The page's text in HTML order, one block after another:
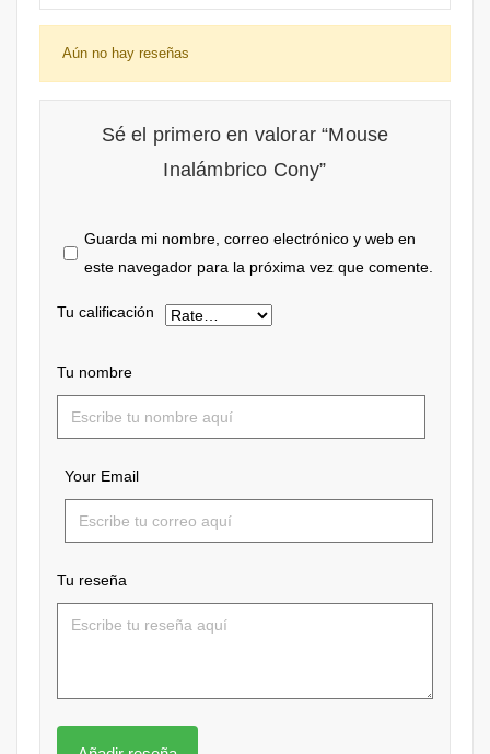
Aún no hay reseñas
Sé el primero en valorar “Mouse
Inalámbrico Cony”
Tu nombre
Your Email
Guarda mi nombre, correo electrónico y web en
este navegador para la próxima vez que comente.
Tu calificación
Tu reseña